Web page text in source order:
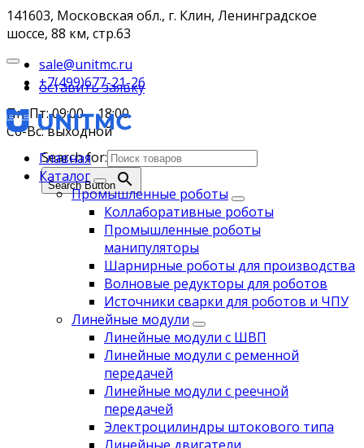
141603, Московская обл., г. Клин, Ленинградское
шоссе, 88 км, стр.63
sale@unitmc.ru
+7(499)677-21-26
Пн-Пт: 09:00 – 18:00
Сб-Вс: выходной
Search for:
Search Button
оставить заявку
Главная
Каталог
Промышленные роботы
Коллаборативные роботы
Промышленные роботы
манипуляторы
Шарнирные роботы для производства
Волновые редукторы для роботов
Источники сварки для роботов и ЧПУ
Линейные модули
Линейные модули с ШВП
Линейные модули с ременной
передачей
Линейные модули с реечной
передачей
Электроцилиндры штокового типа